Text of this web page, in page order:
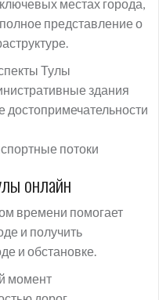
местах города,
представление о
Тулы
здания
достопримечательности
потоки
онлайн
времени помогает
и получить
и обстановке.
момент